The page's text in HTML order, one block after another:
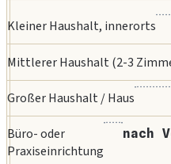
Kleiner Haushalt, innerorts
Mittlerer Haushalt (2-3
Großer Haushalt / Haus
Büro- oder
Praxiseinrichtung
nach